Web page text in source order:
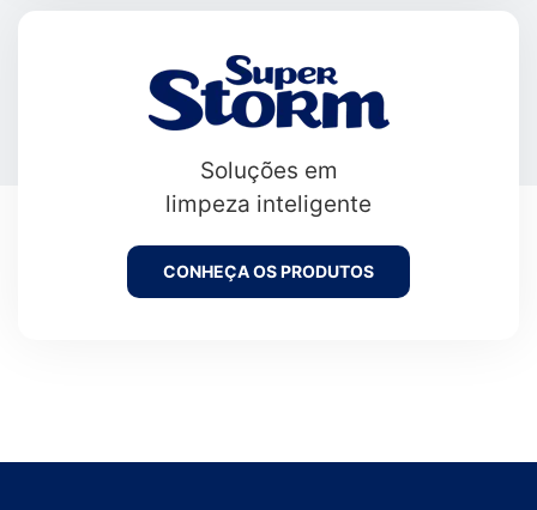
Soluções em
limpeza inteligente
CONHEÇA OS PRODUTOS